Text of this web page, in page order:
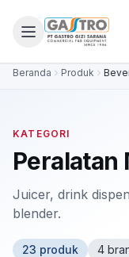
Beranda Produk
KATEGORI
Peralatan
Juicer, drink
blender.
23 produk 4